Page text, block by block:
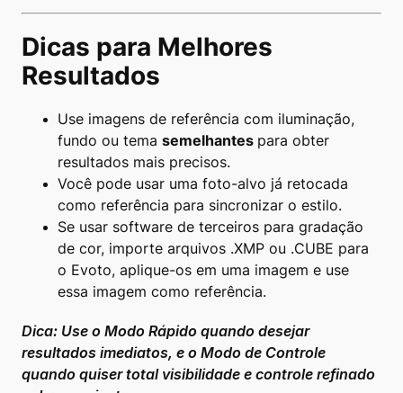
Dicas para Melhores
Resultados
Use imagens de referência com iluminação,
fundo ou tema semelhantes para obter
resultados mais precisos.
Você pode usar uma foto-alvo já retocada
como referência para sincronizar o estilo.
Se usar software de terceiros para gradação
de cor, importe arquivos .XMP ou .CUBE para
o Evoto, aplique-os em uma imagem e use
essa imagem como referência.
Dica: Use o Modo Rápido quando desejar
resultados imediatos, e o Modo de Controle
quando quiser total visibilidade e controle refinado